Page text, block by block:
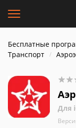
Бесплатные
Транспорт
Для